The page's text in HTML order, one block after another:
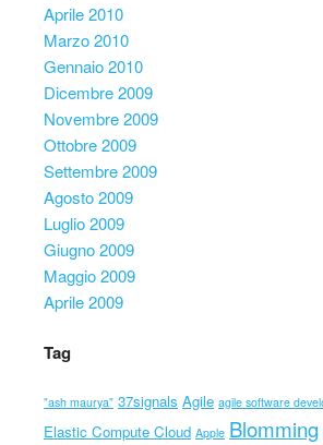
Aprile 2010
Marzo 2010
Gennaio 2010
Dicembre 2009
Novembre 2009
Ottobre 2009
Settembre 2009
Agosto 2009
Luglio 2009
Giugno 2009
Maggio 2009
Aprile 2009
Tag
"ash maurya" 37signals Agile agile software
Elastic Compute Cloud Apple Blomming